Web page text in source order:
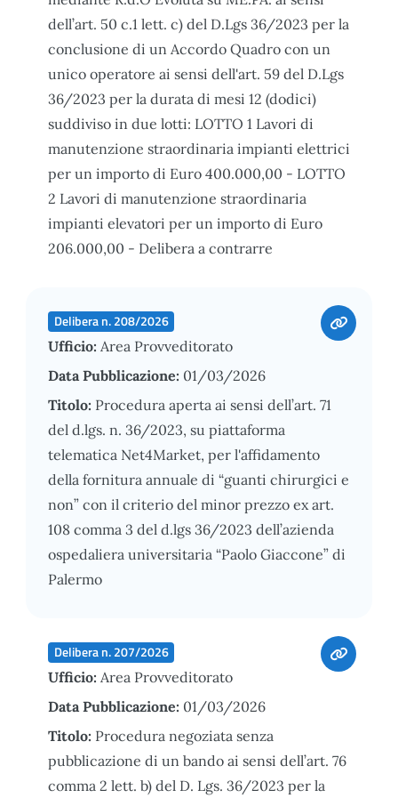
dell’art. 50 c.1 lett. c) del D.Lgs 36/2023 per la
conclusione di un Accordo Quadro con un
unico operatore ai sensi dell'art. 59 del D.Lgs
36/2023 per la durata di mesi 12 (dodici)
suddiviso in due lotti: LOTTO 1 Lavori di
manutenzione straordinaria impianti elettrici
per un importo di Euro 400.000,00 - LOTTO
2 Lavori di manutenzione straordinaria
impianti elevatori per un importo di Euro
206.000,00 - Delibera a contrarre
Delibera n. 208/2026
Ufficio: Area Provveditorato
Data Pubblicazione: 01/03/2026
Titolo: Procedura aperta ai sensi dell’art. 71
del d.lgs. n. 36/2023, su piattaforma
telematica Net4Market, per l'affidamento
della fornitura annuale di “guanti chirurgici e
non” con il criterio del minor prezzo ex art.
108 comma 3 del d.lgs 36/2023 dell’azienda
ospedaliera universitaria “Paolo Giaccone” di
Palermo
Delibera n. 207/2026
Ufficio: Area Provveditorato
Data Pubblicazione: 01/03/2026
Titolo: Procedura negoziata senza
pubblicazione di un bando ai sensi dell’art. 76
comma 2 lett. b) del D. Lgs. 36/2023 per la